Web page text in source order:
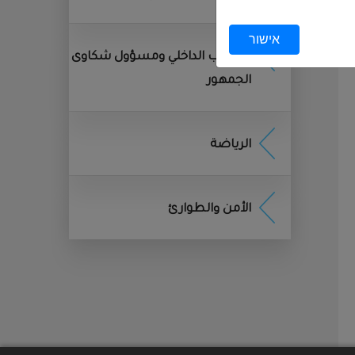
المراقب الداخلي ومسؤول شكاوى
الجمهور
الرياضة
الأمن والطوارئ
ובפרט לפי חוק הגנת
וחוק הארכיונים, התשנ״א–1955. בתום התקופה, יימחק המידע או
נייד או כל מכשיר
השימוש
באתר, נאסף מידע
אישור